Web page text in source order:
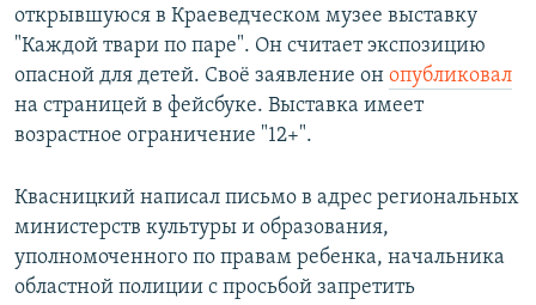
открывшуюся в Краеведческом музее выставку
"Каждой твари по паре". Он считает экспозицию
опасной для детей. Своё заявление он опубликовал
на страницей в фейсбуке. Выставка имеет
возрастное ограничение "12+".
Квасницкий написал письмо в адрес региональных
министерств культуры и образования,
уполномоченного по правам ребенка, начальника
областной полиции с просьбой запретить